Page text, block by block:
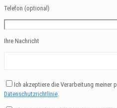
Telefon (optional)
Ihre Nachricht
Ich akzeptiere die Verarbeitung meiner
Datenschutzrichtlinie.